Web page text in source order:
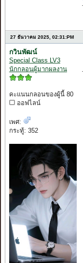
27 ธันวาคม 2025, 02:31:PM
กวินพัฒน์
Special Class LV3
นักกลอนผู้มากผลงาน
คะแนนกลอนของผู้นี้ 80
ออฟไลน์
เพศ:
กระทู้: 352